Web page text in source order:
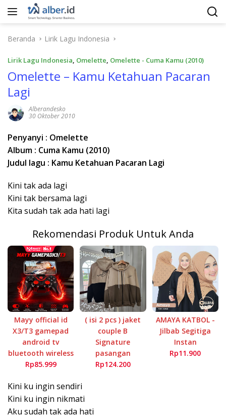
Langsung
Beranda
Lirik Lagu Indonesia
Lirik Lagu Indonesia, Omelette, Omelette - Cuma Kamu (2010)
Omelette – Kamu Ketahuan Pacaran
Lagi
Alberandesko
30 Oktober 2010
Penyanyi : Omelette
Album : Cuma Kamu (2010)
Judul lagu : Kamu Ketahuan Pacaran Lagi
Kini tak ada lagi
Kini tak bersama lagi
Kita sudah tak ada hati lagi
Rekomendasi Produk Untuk Anda
Mayy official id
X3/T3 gamepad
android tv
bluetooth wireless
Rp85.999
( isi 2 pcs ) jaket
couple B
Signature
pasangan
Rp124.200
AMAYA KATBOL -
Jilbab Segitiga
Instan
Rp11.900
Kini ku ingin sendiri
Kini ku ingin nikmati
Aku sudah tak ada hati